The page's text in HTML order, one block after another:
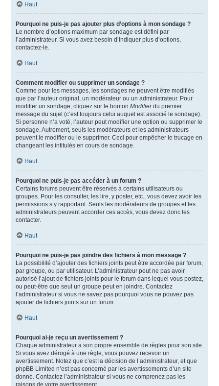
Haut
Pourquoi ne puis-je pas ajouter plus d’options à mon sondage ?
Le nombre d’options maximum par sondage est défini par
l’administrateur. Si vous avez besoin d’indiquer plus d’options,
contactez-le.
Haut
Comment modifier ou supprimer un sondage ?
Comme pour les messages, les sondages ne peuvent être modifiés
que par l’auteur original, un modérateur ou un administrateur. Pour
modifier un sondage, cliquez sur le bouton Modifierdu premier
message du sujet (c’est toujours celui auquel est associé le sondage).
Si personne n’a voté, l’auteur peut modifier une option ou supprimer le
sondage. Autrement, seuls les modérateurs et les administrateurs
peuvent le modifier ou le supprimer. Ceci pour empêcher le trucage en
changeant les intitulés en cours de sondage.
Haut
Pourquoi ne puis-je pas accéder à un forum ?
Certains forums peuvent être réservés à certains utilisateurs ou
groupes. Pour les consulter, les lire, y poster, etc., vous devez avoir les
permissions s’y rapportant. Seuls les modérateurs de groupes et les
administrateurs peuvent accorder ces accès, vous devez donc les
contacter.
Haut
Pourquoi ne puis-je pas joindre des fichiers à mon message ?
La possibilité d’ajouter des fichiers joints peut être accordée par forum,
par groupe, ou par utilisateur. L’administrateur peut ne pas avoir
autorisé l’ajout de fichiers joints pour le forum dans lequel vous postez,
ou peut-être que seul un groupe peut en joindre. Contactez
l’administrateur si vous ne savez pas pourquoi vous ne pouvez pas
ajouter de fichiers joints sur un forum.
Haut
Pourquoi ai-je reçu un avertissement ?
Chaque administrateur a son propre ensemble de règles pour son site.
Si vous avez dérogé à une règle, vous pouvez recevoir un
avertissement. Notez que c’est la décision de l’administrateur, et que
phpBB Limited n’est pas concerné par les avertissements d’un site
donné. Contactez l’administrateur si vous ne comprenez pas les
raisons de votre avertissement.